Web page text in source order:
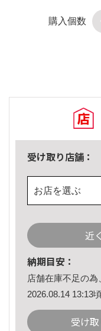
購入個数
受け取り店舗：
お店を選ぶ
近
納期目安：
店舗在庫不足の為
2026.08.14 13:13
受け